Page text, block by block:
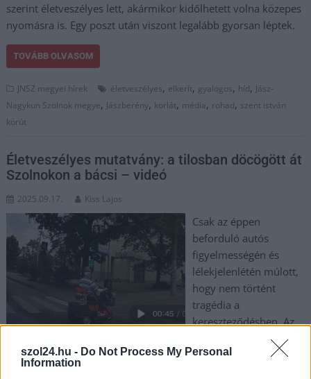
szol24.hu - Do Not Process My Personal
Information
szerint életveszélyes lett, akármikor kidőlhetett volna közepes
nyomásra is. Egy poszt után viszont legalább gyorsan léptek.
TOVÁBB OLVASOM
JNSZ megyei hírek életveszélyes, elkerít, gyalogos, híd, Jász-
Nagykun Szolnok megye, Jászberény, korlát, média, rohad, szent istván
körút
Életveszélyes mutatvány: a tilosban döcögött át
Szolnokon a bácsi – videó
2025.09.17. Kiss Lajos
Csak az éppen
beforduló autós
figyelmességén és
lélekjelenlétén múlott,
hogy nem történt
tragédia a
kereszteződésben. Az
elektromos lassú
járművel közlekedő idős úr ön- és közveszélyes mutatványt